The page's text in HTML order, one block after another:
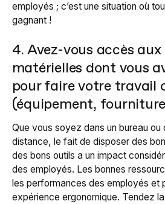
employés ; c’est une situation où
gagnant !
4. Avez-vous accès aux
matérielles dont vous
pour faire votre travail
(équipement,
Que vous soyez dans un bureau
distance, le fait de disposer des
des bons outils a un impact
des employés. Les bonnes
les performances des employés et
expérience ergonomique. Tendez